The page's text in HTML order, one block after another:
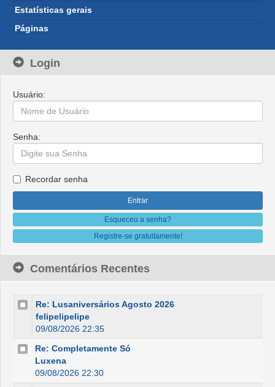
Estatísticas gerais
Páginas
Login
Usuário:
Senha:
Recordar senha
Esqueceu a senha?
Registre-se gratuitamente!
Comentários Recentes
Re: Lusaniversários Agosto 2026
felipelipelipe
09/08/2026 22:35
Re: Completamente Só
Luxena
09/08/2026 22:30